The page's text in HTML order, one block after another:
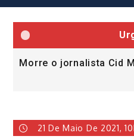
Morre o jornalista Cid
21 De Maio De 2021,